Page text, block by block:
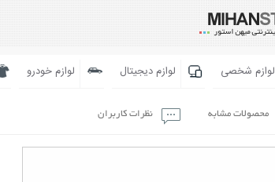
لوازم شخصی لوازم دیجیتال لوازم خودرو
محصولات مشابه نظرات کاربران